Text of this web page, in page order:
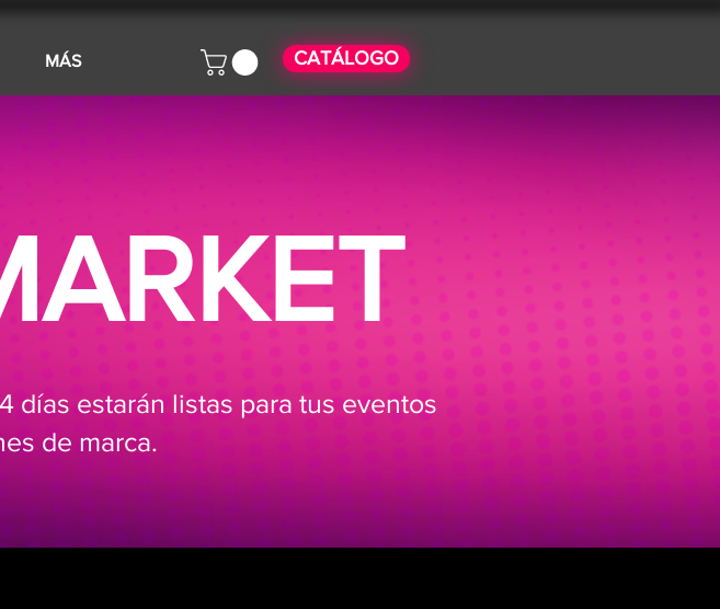
MÁS CATÁLOGO
días estarán listas para tus eventos
de marca.